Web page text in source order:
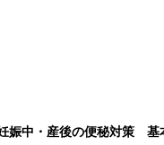
娠中・産後の便秘対策 基